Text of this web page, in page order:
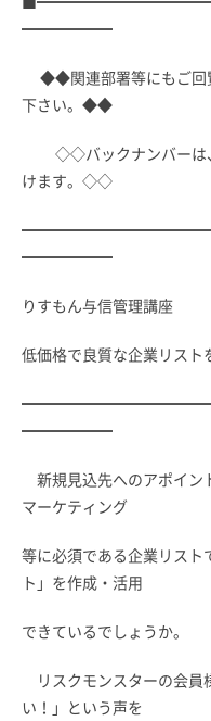
━━━━━━
◆◆関連部署等にもご回
下さい。◆◆
◇◇バックナンバーは、
けます。◇◇
━━━━━━
りすもん与信管理講座
低価格で良質な企業リスト
━━━━━━
新規見込先へのアポイン
マーケティング
等に必須である企業リスト
ト」を作成・活用
できているでしょうか。
リスクモンスターの会員
い！」という声を